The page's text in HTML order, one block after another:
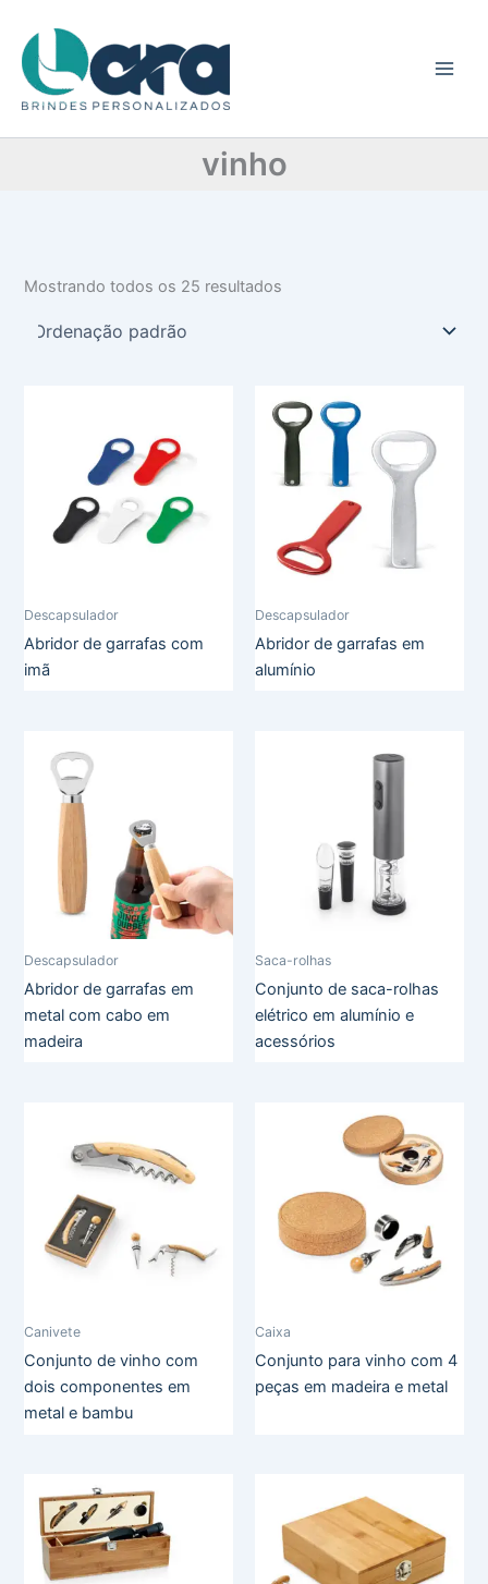
para
conteúdo
vinho
t
e
r
Mostrando todos os 25 resultados
Descapsulador
Abridor de garrafas com
imã
Descapsulador
Abridor de garrafas em
alumínio
Descapsulador
Abridor de garrafas em
metal com cabo em
madeira
Saca-rolhas
Conjunto de saca-rolhas
elétrico em alumínio e
acessórios
Canivete
Conjunto de vinho com
dois componentes em
metal e bambu
Caixa
Conjunto para vinho com 4
peças em madeira e metal